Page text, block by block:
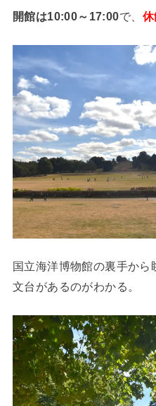
開館は10:00～17:00で、
国立海洋博物館の裏手か
文台があるのがわかる。